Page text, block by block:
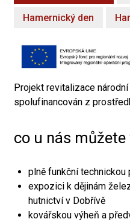
Hamernický den
Projekt revitalizace
spolufinancován z
co u nás
plně funkční
expozici k dějinám
hutnictví v Dobřívě
kovářskou výheň a